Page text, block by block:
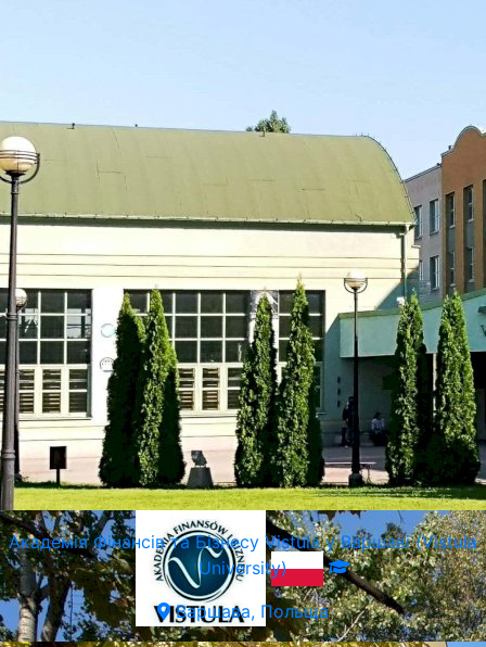
Університет Бізнесу у Вроцлаві
Вроцлав, Польща
Академія Фінансів та Бізнесу Vistula у Варшаві (Vistula
University)
Варшава, Польща